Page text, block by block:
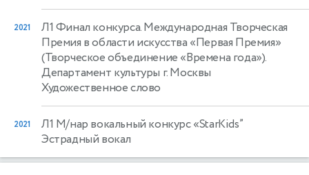
2021
Л1 Финал конкурса. Международная Творческая
Премия в области искусства «Первая Премия»
(Творческое объединение «Времена года»).
Департамент культуры г. Москвы
Художественное слово
2021
Л1 М/нар вокальный конкурс «StarKids”
Эстрадный вокал